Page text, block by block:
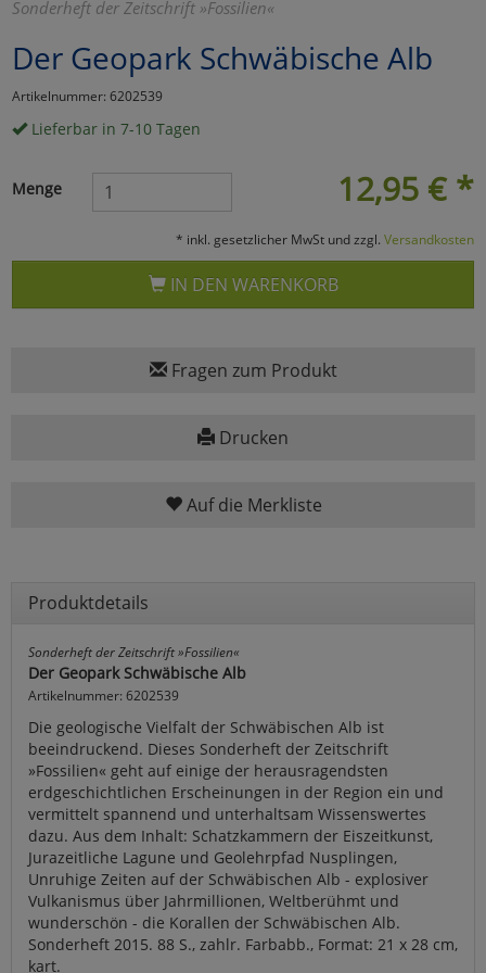
Sonderheft der Zeitschrift »Fossilien«
Der Geopark Schwäbische Alb
Artikelnummer: 6202539
Lieferbar in 7-10 Tagen
12,95 € *
Menge
* inkl. gesetzlicher MwSt und zzgl. Versandkosten
IN DEN WARENKORB
Fragen zum Produkt
Drucken
Auf die Merkliste
Produktdetails
Sonderheft der Zeitschrift »Fossilien«
Der Geopark Schwäbische Alb
Artikelnummer: 6202539
Die geologische Vielfalt der Schwäbischen Alb ist
beeindruckend. Dieses Sonderheft der Zeitschrift
»Fossilien« geht auf einige der herausragendsten
erdgeschichtlichen Erscheinungen in der Region ein und
vermittelt spannend und unterhaltsam Wissenswertes
dazu. Aus dem Inhalt: Schatzkammern der Eiszeitkunst,
Jurazeitliche Lagune und Geolehrpfad Nusplingen,
Unruhige Zeiten auf der Schwäbischen Alb - explosiver
Vulkanismus über Jahrmillionen, Weltberühmt und
wunderschön - die Korallen der Schwäbischen Alb.
Sonderheft 2015. 88 S., zahlr. Farbabb., Format: 21 x 28 cm,
kart.
Umfragetools
Cookies
Cookies
Einstellungen speichern
zurückzu Haupptseite